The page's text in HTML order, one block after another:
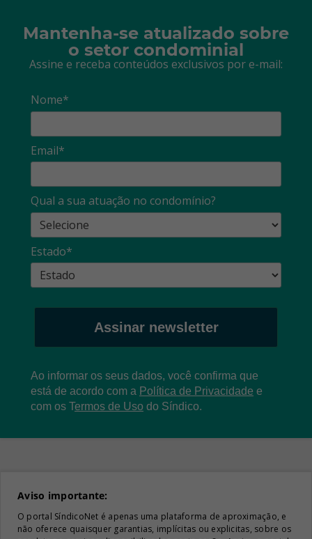
Mantenha-se atualizado sobre
o setor condominial
Assine e receba conteúdos exclusivos por e-mail:
Nome*
Email*
Qual a sua atuação no condomínio?
Estado*
Assinar newsletter
Ao informar os seus dados, você confirma que
está de acordo com a Política de Privacidade e
com os Termos de Uso do Síndico.
Aviso importante:
O portal SíndicoNet é apenas uma plataforma de aproximação, e
não oferece quaisquer garantias, implícitas ou explicitas, sobre os